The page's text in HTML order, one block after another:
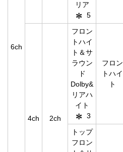
6ch
リア
5
4ch 2ch
フロン
トハイ
ト＆サ
ラウン
ド
Dolby&
リアハ
イト
3
フロン
トハイ
ト
トップ
フロン